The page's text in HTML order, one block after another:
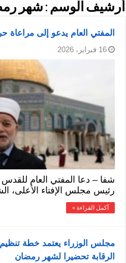
أرشيف الوسم : شهر
المفتي العام يدعو إلى
16 فبراير، 2026
شفا – دعا المفتي العام للقدس
رئيس مجلس الإفتاء الأعلى،
أكمل القراءة »
مجلس الوزراء يعتمد خطة
الرقابة تحضيرا لشهر رمضان